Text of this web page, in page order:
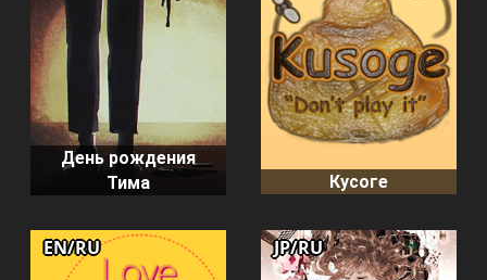
День рождения
Тима
Кусоге
EN/RU JP/RU